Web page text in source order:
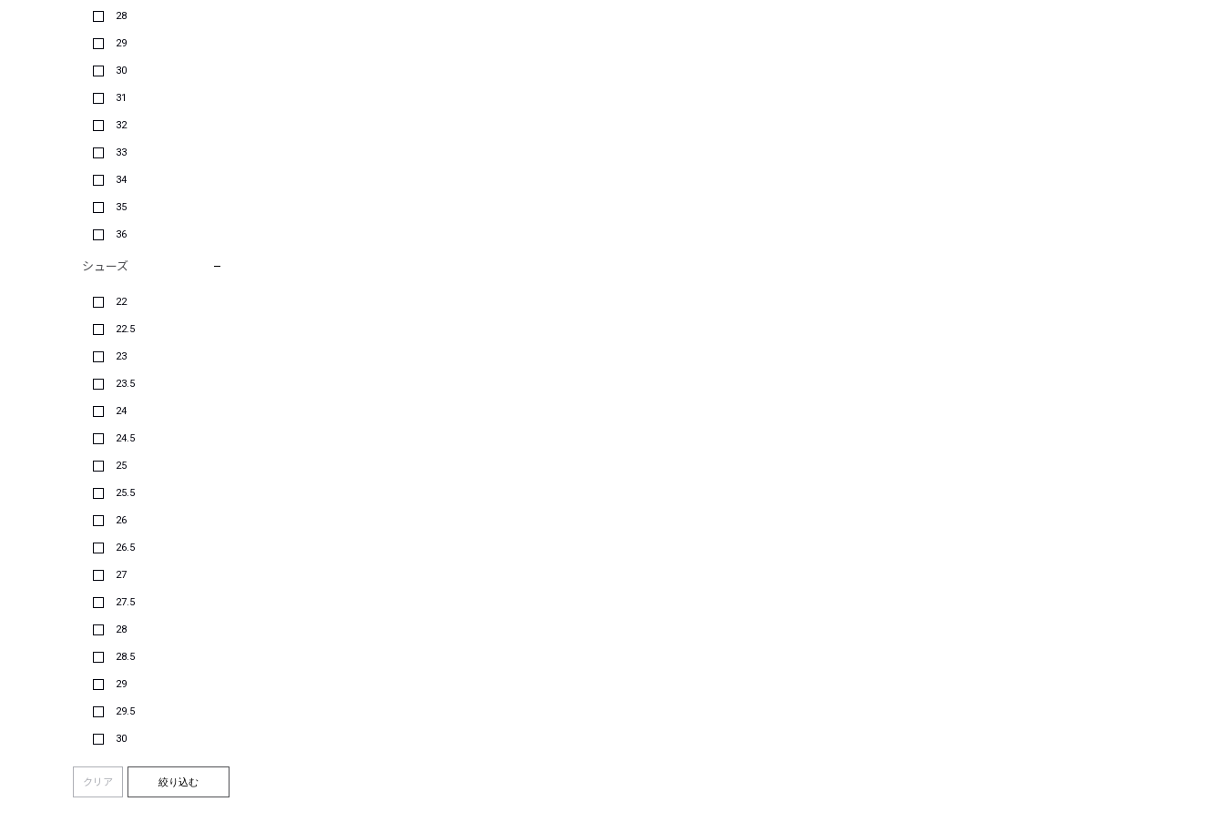
28
29
30
31
32
33
34
35
36
シューズ
22
22.5
23
23.5
24
24.5
25
25.5
26
26.5
27
27.5
28
28.5
29
29.5
30
クリア 絞り込む